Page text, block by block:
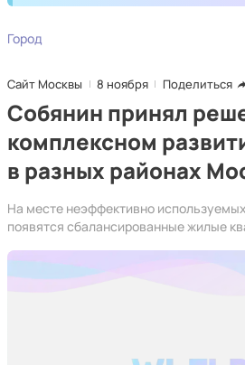
Город
Сайт Москвы 8 ноября Поделиться
Собянин принял
комплексном
в разных районах
На месте неэффективно
появятся сбалансированные жилые